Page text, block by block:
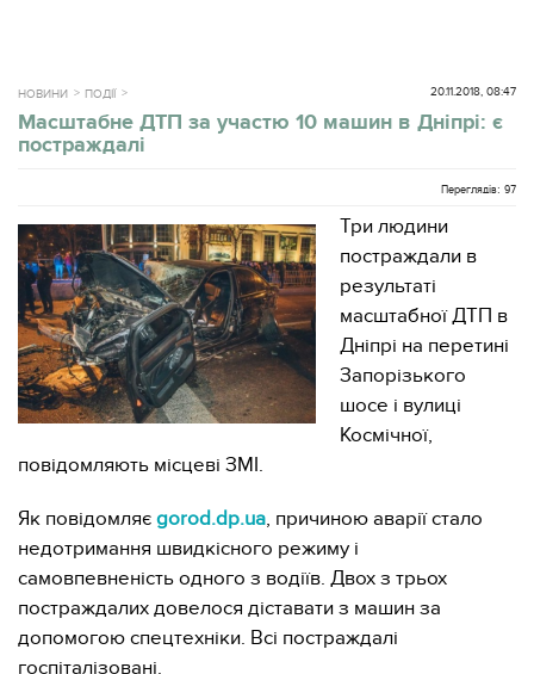
НОВИНИ ПОДІЇ 20.11.2018, 08:47
Масштабне ДТП за участю 10 машин в Дніпрі: є
постраждалі
Переглядів: 97
Три людини
постраждали в
результаті
масштабної ДТП в
Дніпрі на перетині
Запорізького
шосе і вулиці
Космічної,
повідомляють місцеві ЗМІ.
Як повідомляє gorod.dp.ua, причиною аварії стало
недотримання швидкісного режиму і
самовпевненість одного з водіїв. Двох з трьох
постраждалих довелося діставати з машин за
допомогою спецтехніки. Всі постраждалі
госпіталізовані.